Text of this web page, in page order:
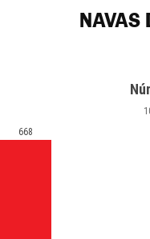
NAVAS
668